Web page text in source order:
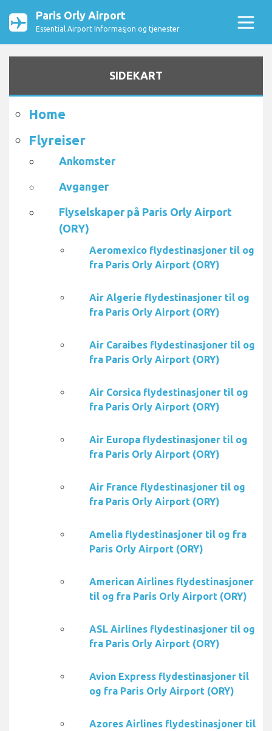
Paris Orly Airport
Essential Airport Informasjon og tjenester
SIDEKART
Home
Flyreiser
Ankomster
Avganger
Flyselskaper på Paris Orly Airport
(ORY)
Aeromexico flydestinasjoner til og
fra Paris Orly Airport (ORY)
Air Algerie flydestinasjoner til og
fra Paris Orly Airport (ORY)
Air Caraibes flydestinasjoner til og
fra Paris Orly Airport (ORY)
Air Corsica flydestinasjoner til og
fra Paris Orly Airport (ORY)
Air Europa flydestinasjoner til og
fra Paris Orly Airport (ORY)
Air France flydestinasjoner til og
fra Paris Orly Airport (ORY)
Amelia flydestinasjoner til og fra
Paris Orly Airport (ORY)
American Airlines flydestinasjoner
til og fra Paris Orly Airport (ORY)
ASL Airlines flydestinasjoner til og
fra Paris Orly Airport (ORY)
Avion Express flydestinasjoner til
og fra Paris Orly Airport (ORY)
Azores Airlines flydestinasjoner til